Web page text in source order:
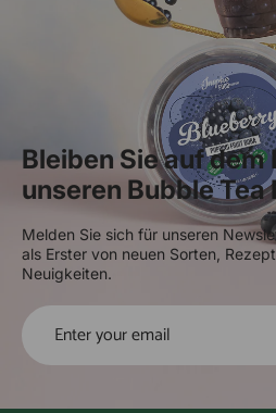
Bleiben Sie auf
unseren Bubble Tea
Melden Sie sich für unseren
als Erster von neuen Sorten,
Neuigkeiten.